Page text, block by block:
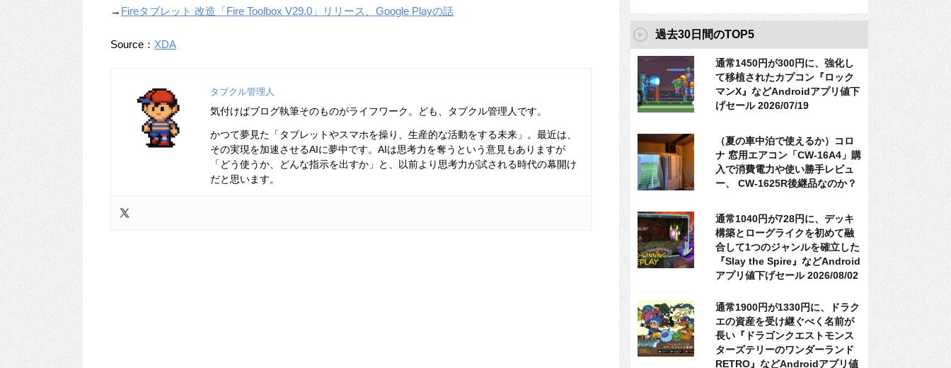
→ Fireタブレット 改造「Fire Toolbox V29.0」リリース、Google Playの話
Source： XDA
タブクル管理人
気付けばブログ執筆そのものがライフワーク。ども、タブクル管理人です。
かつて夢見た「タブレットやスマホを操り、生産的な活動をする未来」。最近は、
その実現を加速させるAIに夢中です。AIは思考力を奪うという意見もありますが
「どう使うか、どんな指示を出すか」と、以前より思考力が試される時代の幕開け
だと思います。
過去30日間のTOP5
通常1450円が300円に、強化し
て移植されたカプコン『ロック
マンX』などAndroidアプリ値下
げセール 2026/07/19
（夏の車中泊で使えるか）コロ
ナ 窓用エアコン「CW-16A4」購
入で消費電力や使い勝手レビュ
ー、 CW-1625R後継品なのか？
通常1040円が728円に、デッキ
構築とローグライクを初めて融
合して1つのジャンルを確立した
『Slay the Spire』などAndroid
アプリ値下げセール 2026/08/02
通常1900円が1330円に、ドラク
エの資産を受け継ぐべく名前が
長い『ドラゴンクエストモンス
ターズテリーのワンダーランド
RETRO』などAndroidアプリ値